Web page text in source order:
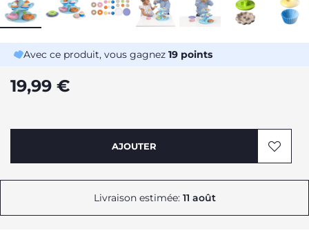
Avec ce produit, vous gagnez 19 points
19,99 €
AJOUTER
Livraison estimée: 11 août